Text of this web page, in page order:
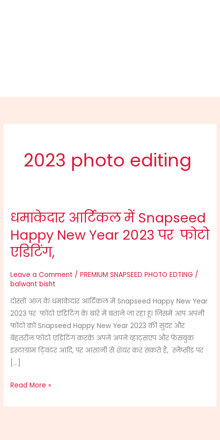
2023 photo editing
धमाकेदार आर्टिकल में Snapseed
Happy New Year 2023 पर फोटो
एडिटिंग,
Leave a Comment /PREMIUM SNAPSEED PHOTO EDTING /
balwant bisht
दोस्तों आज के धमाकेदार आर्टिकल में Snapseed Happy New Year
2023 पर फोटो एडिटिंग के बारे में बताने जा रहा हूं। जिसमें आप अपनी
फोटो को Snapseed Happy New Year 2023 की सुंदर और
बेहतरीन फोटो एडिटिंग करके अपने अपने व्हाट्सएप और फेसबुक
इंस्टाग्राम टि्वटर आदि, पर आसानी से शेयर कर सकते हैं, स्नैप्सीड पर
[…]
धमाकेदार
में
Snapseed
New
Year
2023
पर
फोटो
एडिटिंग,
Read More »